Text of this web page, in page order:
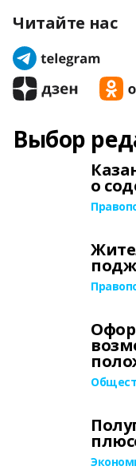
Читайте нас
Выбор
о